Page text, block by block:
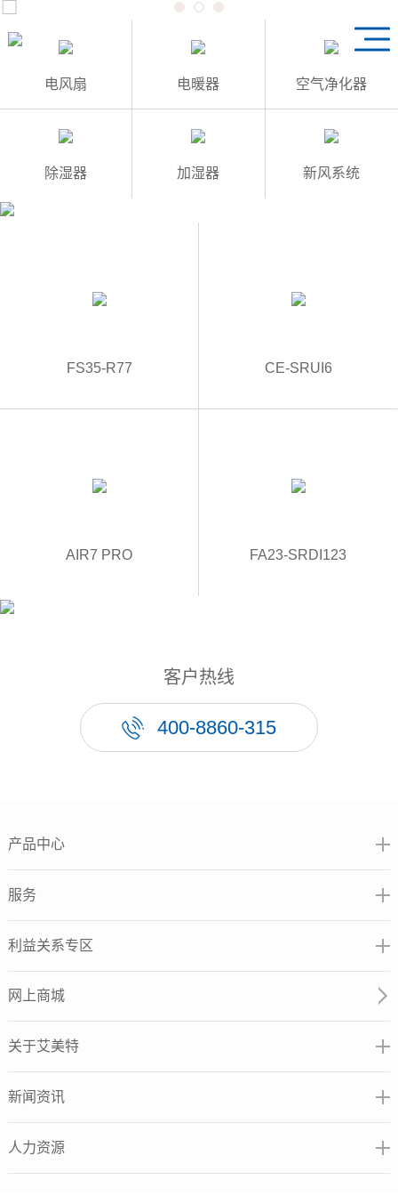
2
电风扇 电暖器 空气净化器
除湿器 加湿器 新风系统
FS35-R77 CE-SRUI6
AIR7 PRO FA23-SRDI123
客户热线
400-8860-315
产品中心
服务
利益关系专区
网上商城
关于艾美特
新闻资讯
人力资源